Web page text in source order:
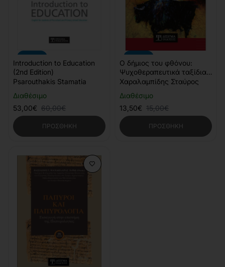
Διαθέσιμο
Introduction to Education
(2nd Edition)
Psarouthakis Stamatia
53,00€ 60,00€
ΠΡΟΣΘΉΚΗ
Διαθέσιμο
Ο δήμιος του φθόνου:
Ψυχοθεραπευτικά ταξίδια
στο άβατον
Χαραλαμπίδης Σταύρος
13,50€ 15,00€
ΠΡΟΣΘΉΚΗ